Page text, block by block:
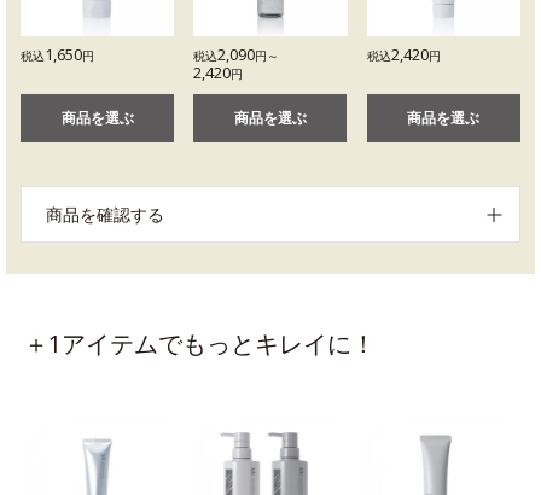
税込1,650円
商品を選ぶ
税込2,090円～
2,420円
商品を選ぶ
税込2,420円
商品を選ぶ
商品を確認する
＋1アイテムでもっとキレイに！